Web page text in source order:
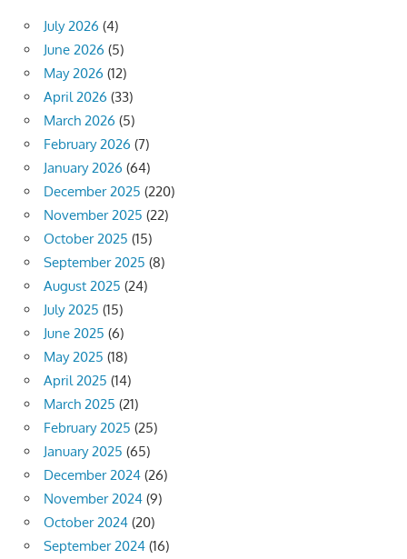
July 2026 (4)
June 2026 (5)
May 2026 (12)
April 2026 (33)
March 2026 (5)
February 2026 (7)
January 2026 (64)
December 2025 (220)
November 2025 (22)
October 2025 (15)
September 2025 (8)
August 2025 (24)
July 2025 (15)
June 2025 (6)
May 2025 (18)
April 2025 (14)
March 2025 (21)
February 2025 (25)
January 2025 (65)
December 2024 (26)
November 2024 (9)
October 2024 (20)
September 2024 (16)